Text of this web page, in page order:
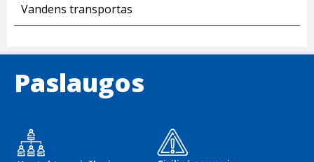
Vandens transportas
Paslaugos